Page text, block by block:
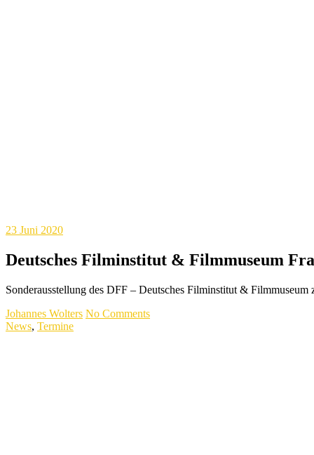
23 Juni 2020
Deutsches Filminstitut & Filmmuseum
Sonderausstellung des DFF – Deutsches Filminstitut &
Johannes Wolters No Comments
News, Termine